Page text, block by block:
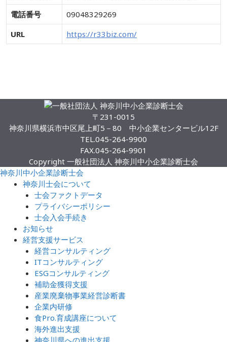
電話番号
09048329269
URL
https://r33biz.com/
〒231-0015
神奈川県横浜市中区尾上町5－80 中小企業センタービル12F
TEL.045-264-9900
FAX.045-264-9901
Copyright 一般社団法人 神奈川中小企業診断士会
神奈川中小企業診断士会
神奈川士会について
士会ファクトデータ
プライバシーポリシー
士会入会手続き
お知らせ
経営支援サービス
経営コンサルティング
ITコンサルティング
ESGコンサルティング
補助金獲得支援
産業廃棄物事業経営診断書
企業内研修
食Pro.育成講座について
海外進出支援